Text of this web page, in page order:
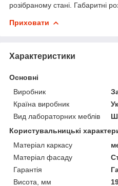
розібраному стані. Габаритні
Приховати
Характеристики
Основні
Виробник
Країна виробник
Вид лабораторних меблів
Користувальницькі
Матеріал каркасу
Матеріал фасаду
Гарантія
Висота, мм